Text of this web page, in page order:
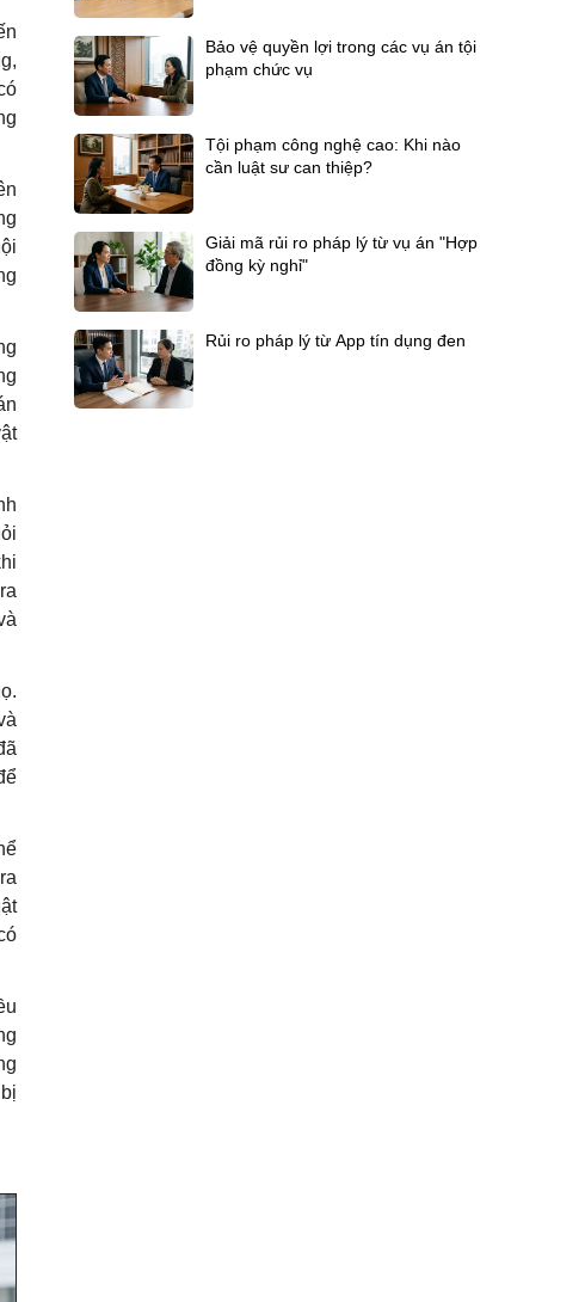
Bảo vệ quyền lợi trong các vụ án tội
phạm chức vụ
Tội phạm công nghệ cao: Khi nào
cần luật sư can thiệp?
Giải mã rủi ro pháp lý từ vụ án "Hợp
đồng kỳ nghỉ"
Rủi ro pháp lý từ App tín dụng đen